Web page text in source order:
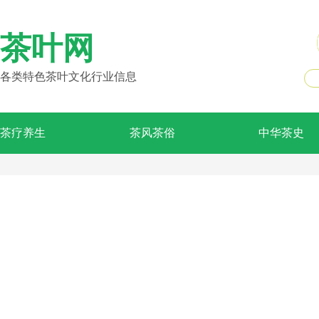
茶叶网
各类特色茶叶文化行业信息
茶疗养生 茶风茶俗 中华茶史